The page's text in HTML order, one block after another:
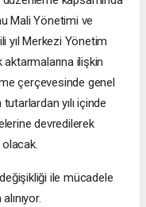
Mali Yönetimi ve
yıl Merkezi Yönetim
ilişkin
çerçevesinde genel
yılı içinde
devredilerek
ile mücadele